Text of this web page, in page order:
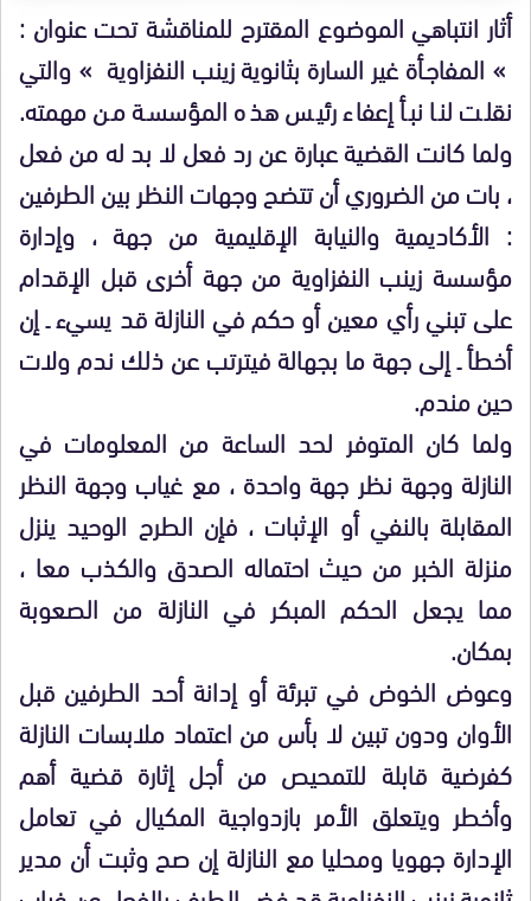
أثار انتباهي الموضوع المقترح للمناقشة تحت عنوان :
» المفاجـأة غير السارة بثانوية زينب النفزاوية » والتي
نقلت لنا نبأ إعفاء رئيس هذه المؤسسة من مهمته.
ولما كانت القضية عبارة عن رد فعل لا بد له من فعل
، بات من الضروري أن تتضح وجهات النظر بين الطرفين
: الأكاديمية والنيابة الإقليمية من جهة ، وإدارة
مؤسسة زينب النفزاوية من جهة أخرى قبل الإقدام
على تبني رأي معين أو حكم في النازلة قد يسيء ـ إن
أخطأ ـ إلى جهة ما بجهالة فيترتب عن ذلك ندم ولات
حين مندم.
ولما كان المتوفر لحد الساعة من المعلومات في
النازلة وجهة نظر جهة واحدة ، مع غياب وجهة النظر
المقابلة بالنفي أو الإثبات ، فإن الطرح الوحيد ينزل
منزلة الخبر من حيث احتماله الصدق والكذب معا ،
مما يجعل الحكم المبكر في النازلة من الصعوبة
بمكان.
وعوض الخوض في تبرئة أو إدانة أحد الطرفين قبل
الأوان ودون تبين لا بأس من اعتماد ملابسات النازلة
كفرضية قابلة للتمحيص من أجل إثارة قضية أهم
وأخطر ويتعلق الأمر بازدواجية المكيال في تعامل
الإدارة جهويا ومحليا مع النازلة إن صح وثبت أن مدير